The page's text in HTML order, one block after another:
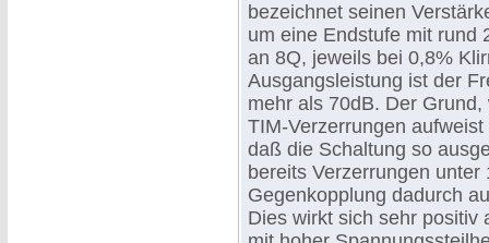
bezeichnet seinen
um eine Endstufe mit rund
an 8Q, jeweils bei 0,8%
Ausgangsleistung ist der
mehr als 70dB. Der
TIM-Verzerrungen
daß die Schaltung so
bereits Verzerrungen
Gegenkopplung dadurch
Dies wirkt sich sehr positiv